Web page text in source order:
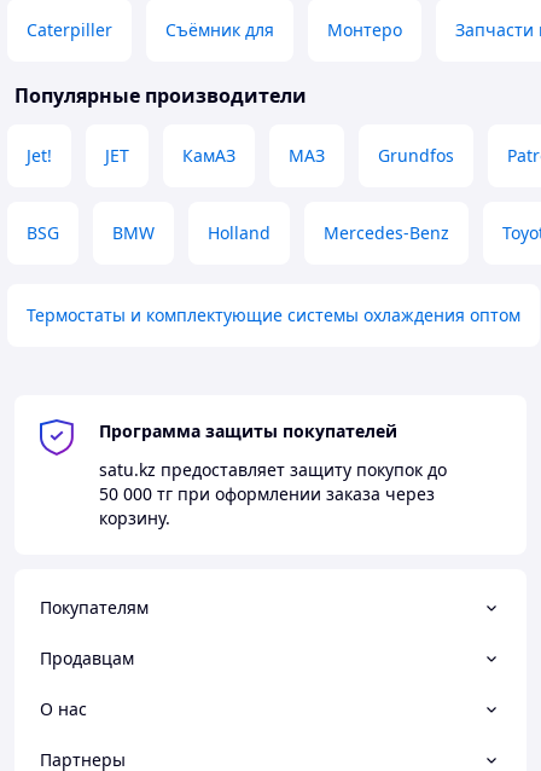
Caterpiller Съёмник для Монтеро Запчасти
Популярные производители
Jet! JET КамАЗ МАЗ Grundfos
BSG BMW Holland Mercedes-Benz
Термостаты и комплектующие системы охлаждения оптом
Программа защиты покупателей
satu.kz предоставляет защиту покупок до
50 000 тг при оформлении заказа через
корзину.
Покупателям
Продавцам
О нас
Партнеры